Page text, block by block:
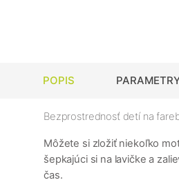
POPIS
Bezprostrednosť detí na
Môžete si zložiť niekoľko
šepkajúci si na lavičke a
čas.